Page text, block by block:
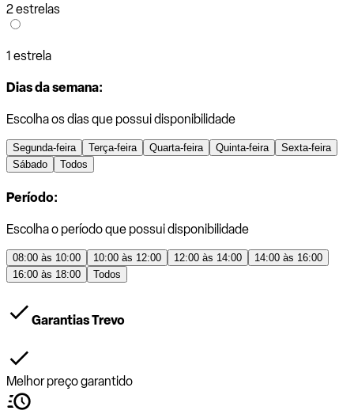
2 estrelas
1 estrela
Dias da semana:
Escolha os dias que possui disponibilidade
Segunda-feira Terça-feira Quarta-feira Quinta-feira
Sexta-feira
Sábado
Todos
Período:
Escolha o período que possui disponibilidade
08:00 às 10:00 10:00 às 12:00 12:00 às 14:00
14:00 às 16:00
16:00 às 18:00
Todos
Garantias Trevo
Melhor preço garantido